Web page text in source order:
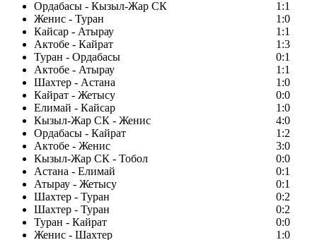
Ордабасы - Кызыл-Жар СК
1:1
Женис - Туран
1:0
Кайсар - Атырау
1:1
Актобе - Кайрат
1:3
Туран - Ордабасы
0:1
Актобе - Атырау
1:1
Шахтер - Астана
1:0
Кайрат - Жетысу
0:0
Елимай - Кайсар
1:0
Кызыл-Жар СК - Женис
4:0
Ордабасы - Кайрат
1:2
Актобе - Женис
3:0
Кызыл-Жар СК - Тобол
0:0
Астана - Елимай
0:1
Атырау - Жетысу
0:1
Шахтер - Туран
0:2
Шахтер - Туран
0:2
Туран - Кайрат
0:0
Женис - Шахтер
1:0